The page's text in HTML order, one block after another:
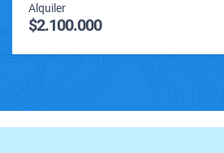
Alquiler
$2.100.000